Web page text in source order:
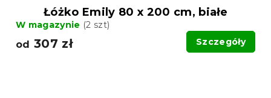
Łóżko Emily 80 x 200 cm, białe
W magazynie (2 szt)
od 307 zł Szczegóły